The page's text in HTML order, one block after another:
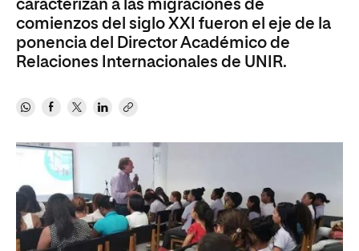
caracterizan a las migraciones de
comienzos del siglo XXI fueron el eje de la
ponencia del Director Académico de
Relaciones Internacionales de UNIR.